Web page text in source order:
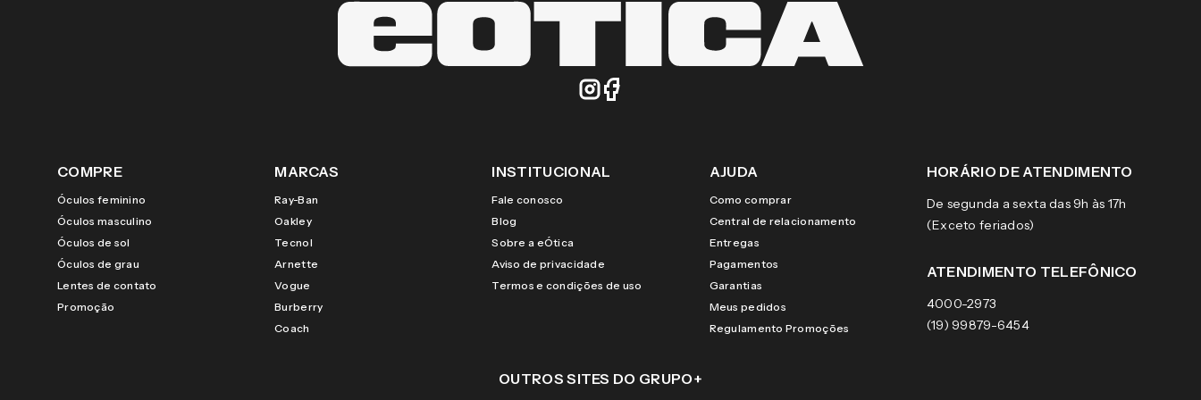
COMPRE
Óculos feminino
Óculos masculino
Óculos de sol
Óculos de grau
Lentes de contato
Promoção
MARCAS
Ray-Ban
Oakley
Tecnol
Arnette
Vogue
Burberry
Coach
INSTITUCIONAL
Fale conosco
Blog
Sobre a eÓtica
Aviso de privacidade
Termos e condições de uso
AJUDA
Como comprar
Central de relacionamento
Entregas
Pagamentos
Garantias
Meus pedidos
Regulamento Promoções
HORÁRIO DE ATENDIMENTO
De segunda a sexta das 9h às 17h
(Exceto feriados)
ATENDIMENTO TELEFÔNICO
4000-2973
(19) 99879-6454
OUTROS SITES DO GRUPO+